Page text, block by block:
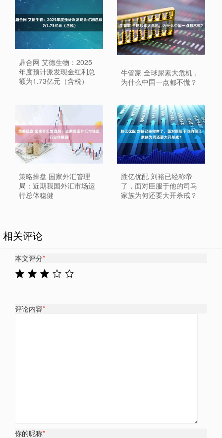
鼎合网 艾德生物：2025
年度预计派发现金红利总
额为1.73亿元（含税）
牛管家 全球尿素大危机，
为什么中国一点都不慌？
策略操盘 国家外汇管理
局：近期我国外汇市场运
行总体稳健
胜亿优配 刘裕已经称帝
了，面对臣服于他的司马
家族为何还要大开杀戒？
相关评论
本文评分*
评论内容*
你的昵称*